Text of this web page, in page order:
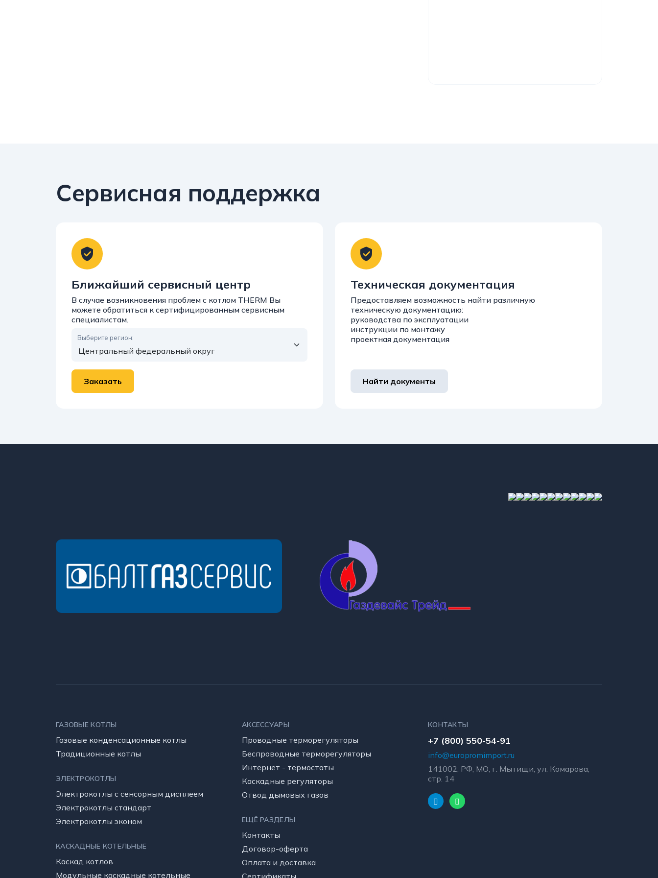
Сервисная поддержка
Ближайший сервисный центр
В случае возникновения проблем с котлом THERM Вы
можете обратиться к сертифицированным сервисным
специалистам.
Выберите регион:
Техническая документация
Предоставляем возможность найти различную
техническую документацию:
руководства по эксплуатации
инструкции по монтажу
проектная документация
Найти документы
ГАЗОВЫЕ КОТЛЫ
Газовые конденсационные котлы
Традиционные котлы
ЭЛЕКТРОКОТЛЫ
Электрокотлы с сенсорным дисплеем
Электрокотлы стандарт
Электрокотлы эконом
КАСКАДНЫЕ КОТЕЛЬНЫE
Каскад котлов
Модульные каскадные котельные
АКСЕССУАРЫ
Проводные терморегуляторы
Беспроводные терморегуляторы
Интернет - термостаты
Каскадные регуляторы
Отвод дымовых газов
ЕЩЁ РАЗДЕЛЫ
Контакты
Договор-оферта
Оплата и доставка
Сертификаты
КОНТАКТЫ
+7 (800) 550-54-91
info@europromimport.ru
141002, РФ, МО, г. Мытищи, ул. Комарова,
стр. 14